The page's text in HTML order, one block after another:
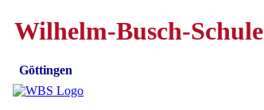
Wilhelm-Busch-Schule
Göttingen